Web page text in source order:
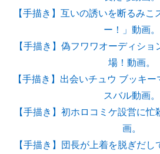
【手描き】互いの誘いを断るみ
ー！」動画。
【手描き】偽フワワオーディシ
場！動画。
【手描き】出会いチュウ ブッキ
スバル動画。
【手描き】初ホロコミケ設営に
画。
【手描き】団長が上着を脱ぎだ